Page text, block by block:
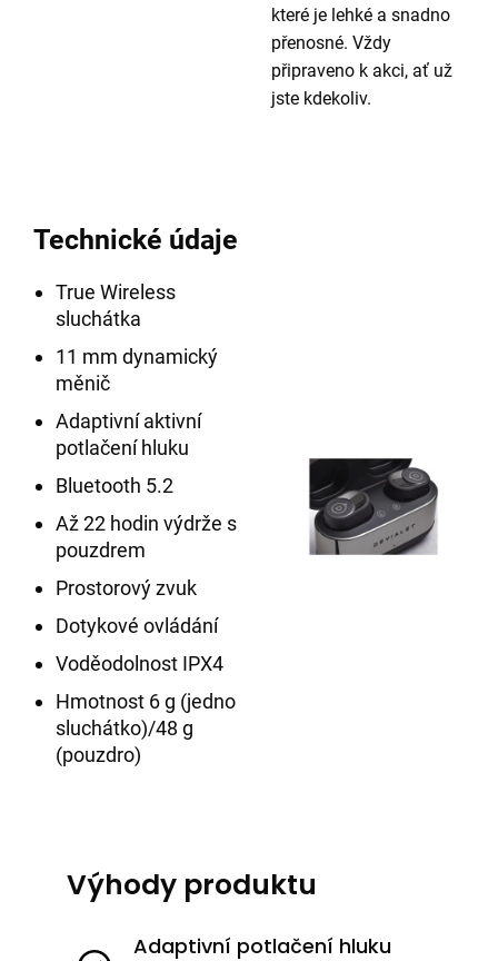
které je lehké a snadno
přenosné. Vždy
připraveno k akci, ať už
jste kdekoliv.
Technické údaje
True Wireless
sluchátka
11 mm dynamický
měnič
Adaptivní aktivní
potlačení hluku
Bluetooth 5.2
Až 22 hodin výdrže s
pouzdrem
Prostorový zvuk
Dotykové ovládání
Voděodolnost IPX4
Hmotnost 6 g (jedno
sluchátko)/48 g
(pouzdro)
Výhody produktu
Adaptivní potlačení hluku